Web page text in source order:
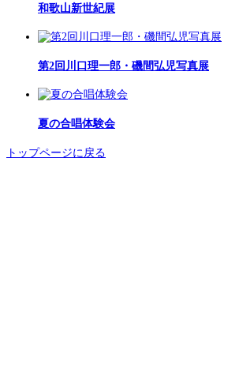
和歌山新世紀展
第2回川口理一郎・磯間弘児写真展
夏の合唱体験会
トップページに戻る